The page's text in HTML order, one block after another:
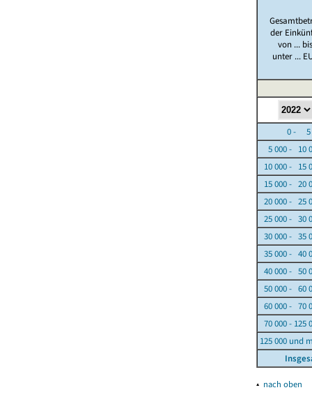
der
von ...
unter ...
0 - 5
5 000 - 10
10 000 - 15
15 000 - 20
20 000 - 25
25 000 - 30
30 000 - 35
35 000 - 40
40 000 - 50
50 000 - 60
60 000 - 70
70 000 - 125
125 000 und
▴ nach oben